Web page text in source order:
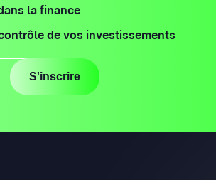
la finance.
de vos investissements
S'inscrire